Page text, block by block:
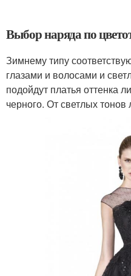
Выбор наряда по
Зимнему типу
глазами и волосами и
подойдут платья оттенка
черного. От светлых тонов